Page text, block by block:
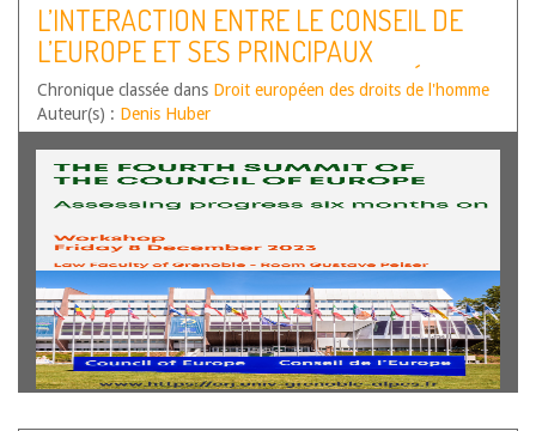
L’INTERACTION ENTRE LE CONSEIL DE
L’EUROPE ET SES PRINCIPAUX
PARTENAIRES AU NIVEAU EUROPÉEN
(UNION EUROPÉENNE, COMMUNAUTÉ
POLITIQUE EUROPÉENNE) ET
INTERNATIONAL (OSCE, NATIONS-UNIES)
Chronique classée dans Droit européen des droits de l'homme
Auteur(s) : Denis Huber